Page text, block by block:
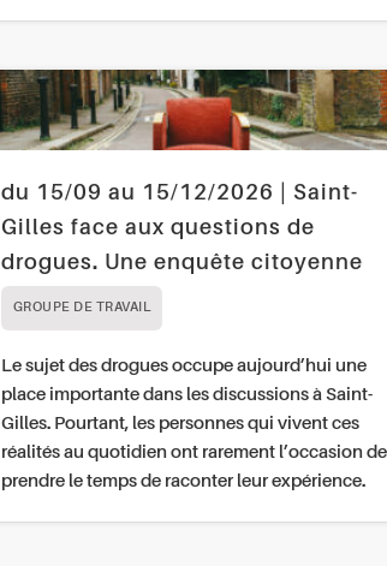
du 15/09 au 15/12/2026 | Saint-
Gilles face aux questions de
drogues. Une enquête citoyenne
GROUPE DE TRAVAIL
Le sujet des drogues occupe aujourd’hui une
place importante dans les discussions à Saint-
Gilles. Pourtant, les personnes qui vivent ces
réalités au quotidien ont rarement l’occasion de
prendre le temps de raconter leur expérience.